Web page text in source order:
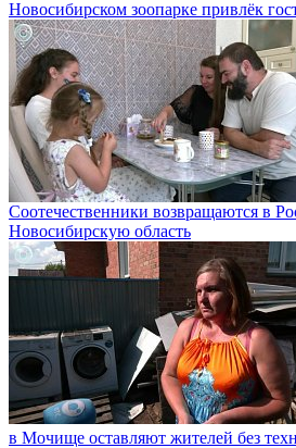
Новосибирском зоопарке привлёк
Соотечественники возвращаются в
Новосибирскую область
в Мочище оставляют жителей без